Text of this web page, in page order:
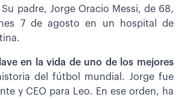
padre, Jorge Oracio Messi, de 68,
7 de agosto en un hospital de
en la vida de uno de los mejores
del fútbol mundial. Jorge fue
y CEO para Leo. En ese orden, ha